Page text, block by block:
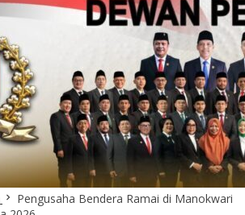
Pengusaha Bendera Ramai di Manokwari